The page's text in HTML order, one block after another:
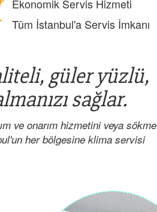
Ekonomik Servis Hizmeti
Tüm İstanbul'a Servis İmkanı
güler yüzlü,
sağlar.
ve onarım hizmetini veya sökme
her bölgesine klima servisi